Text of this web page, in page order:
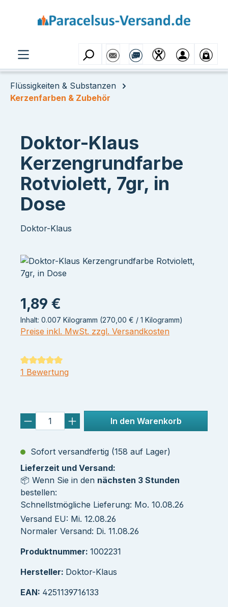
Flüssigkeiten & Substanzen
Kerzenfarben & Zubehör
Doktor-Klaus
Kerzengrundfarbe
Rotviolett, 7gr, in
Dose
Doktor-Klaus
1,89 €
Inhalt: 0.007 Kilogramm (270,00 € / 1 Kilogramm)
Preise inkl. MwSt. zzgl. Versandkosten
Durchschnittliche Bewertung von 5 von 5 Sternen
1 Bewertung
In den Warenkorb
Sofort versandfertig (158 auf Lager)
Lieferzeit und Versand:
📦 Wenn Sie in den nächsten 3 Stunden
bestellen:
Schnellstmögliche Lieferung: Mo. 10.08.26
Versand EU: Mi. 12.08.26
Normaler Versand: Di. 11.08.26
Produktnummer: 1002231
Hersteller: Doktor-Klaus
EAN: 4251139716133